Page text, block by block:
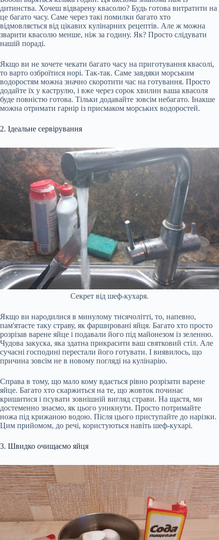
дитинства. Хочеш відварену квасолю? Будь готова витратити на
це багато часу. Саме через такі помилки багато хто
відмовляється від цікавих кулінарних рецептів. Але ж можна
зварити квасолю менше, ніж за годину. Як? Просто слідувати
нашій пораді.
Якщо ви не хочете чекати багато часу на приготування квасолі,
то варто озброїтися норі. Так-так. Саме завдяки морським
водоростям можна значно скоротити час на готування. Просто
додайте їх у каструлю, і вже через сорок хвилин ваша квасоля
буде повністю готова. Тільки додавайте зовсім небагато. Інакше
можна отримати гарнір із присмаком морських водоростей.
2. Ідеальне сервірування
Секрет від шеф-кухаря.
Якщо ви народилися в минулому тисячолітті, то, напевно,
пам'ятаєте таку страву, як фаршировані яйця. Багато хто просто
розрізав варене яйце і подавали його під майонезом із зеленню.
Чудова закуска, яка здатна прикрасити ваш святковий стіл. Але
сучасні господині перестали його готувати. І виявилось, що
причина зовсім не в новому погляді на кулінарію.
Справа в тому, що мало кому вдається рівно розрізати варене
яйце. Багато хто скаржиться на те, що жовток починає
кришитися і псувати зовнішній вигляд страви. На щастя, ми
достеменно знаємо, як цього уникнути. Просто потримайте
ножа під крижаною водою. Після цього приступайте до нарізки.
Цим прийомом, до речі, користуються навіть шеф-кухарі.
3. Швидко очищаємо яйця